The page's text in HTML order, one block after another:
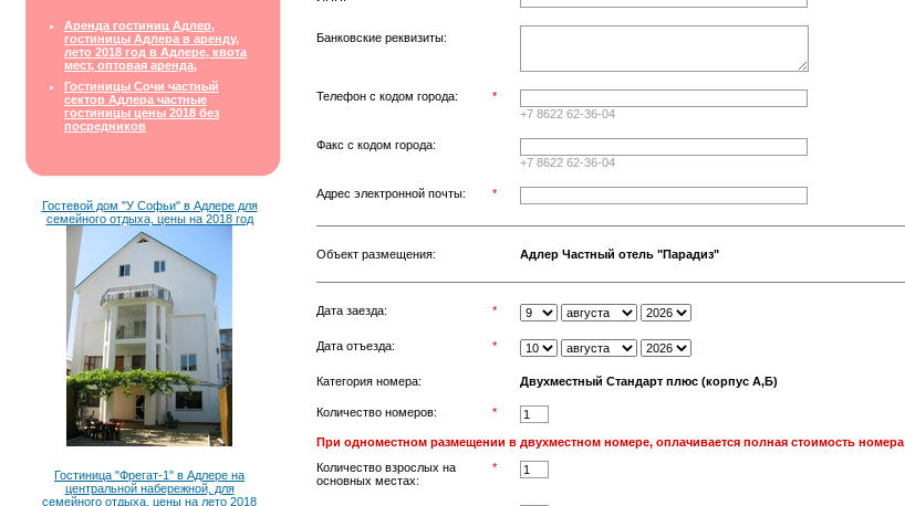
Аренда гостиниц Адлер,
гостиницы Адлера в аренду,
лето 2018 год в Адлере, квота
мест, оптовая аренда,
Гостиницы Сочи частный
сектор Адлера частные
гостиницы цены 2018 без
посредников
Гостевой дом "У Софьи" в Адлере для
семейного отдыха, цены на 2018 год
Гостиница "Фрегат-1" в Адлере на
центральной набережной, для
семейного отдыха, цены на лето 2018
Банковские реквизиты:
Телефон с кодом города:
*
+7 8622 62-36-04
Факс с кодом города:
+7 8622 62-36-04
Адрес электронной почты: *
Объект размещения: Адлер Частный отель "Парадиз"
Дата заезда: *
Дата отъезда: *
Категория номера: Двухместный Стандарт плюс (корпус А,Б)
Количество номеров: *
При одноместном размещении в двухместном номере, оплачивается полная стоимость номера
Количество взрослых на
основных местах:
*